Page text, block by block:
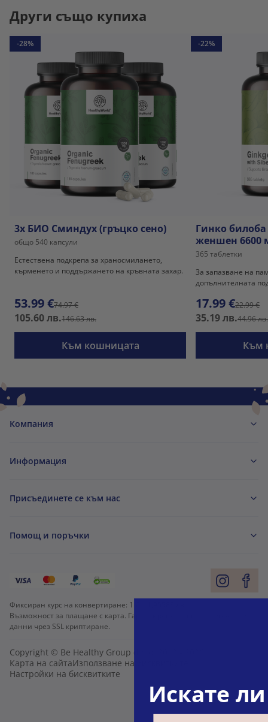
Други също купиха
-28%
3x БИО Сминдух (гръцко сено)
общо 540 капсули
Естествена подкрепа за храносмилането,
кърменето и поддържането на кръвната захар.
53.99 €74.97 €
105.60 лв.146.63 лв.
Към кошницата
-22%
Гинко
женшен 6600
365 таблетки
За запазване на
допълнителната
17.99 €22.99 €
35.19 лв.44.96 лв.
Към
Компания
Информация
Присъединете се към нас
Помощ и поръчки
Фиксиран курс на конвертиране: 1 € =
Възможност за плащане с карта. Гарантирана защита на личните
данни чрез SSL криптиране.
Copyright © Be Healthy Group d.o.o. 2012 - 2026
Карта на сайтаИзползване на бисквитките
Настройки на бисквитките
Искате